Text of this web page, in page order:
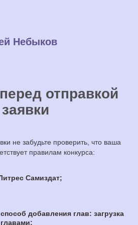
Небыков
отправкой
заявки
не забудьте проверить, что ваша
правилам конкурса:
Самиздат;
добавления глав: загрузка